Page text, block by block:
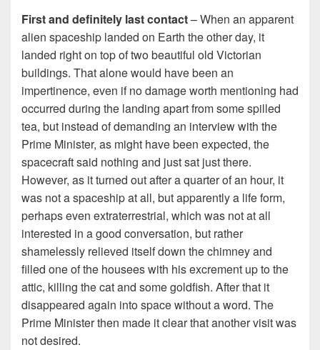
First and definitely last contact– When an apparent
alien spaceship landed on Earth the other day, it
landed right on top of two beautiful old Victorian
buildings. That alone would have been an
impertinence, even if no damage worth mentioning had
occurred during the landing apart from some spilled
tea, but instead of demanding an interview with the
Prime Minister, as might have been expected, the
spacecraft said nothing and just sat just there.
However, as it turned out after a quarter of an hour, it
was not a spaceship at all, but apparently a life form,
perhaps even extraterrestrial, which was not at all
interested in a good conversation, but rather
shamelessly relieved itself down the chimney and
filled one of the housees with his excrement up to the
attic, killing the cat and some goldfish. After that it
disappeared again into space without a word. The
Prime Minister then made it clear that another visit was
not desired.